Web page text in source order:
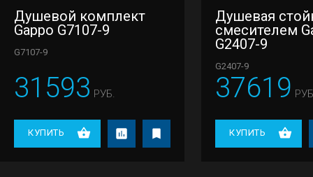
Душевой комплект
Gappo G7107-9
G7107-9
31593 РУБ.
КУПИТЬ
Душевая
смесителем
G2407-9
G2407-9
37619
КУПИТЬ